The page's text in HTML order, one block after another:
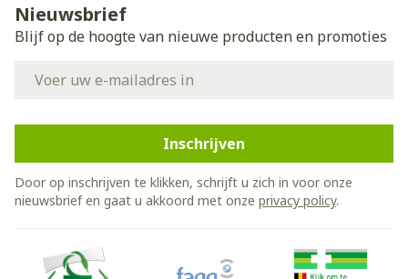
Nieuwsbrief
Blijf op de hoogte van nieuwe producten en promoties
Inschrijven
Door op inschrijven te klikken, schrijft u zich in voor onze
nieuwsbrief en gaat u akkoord met onze privacy policy.